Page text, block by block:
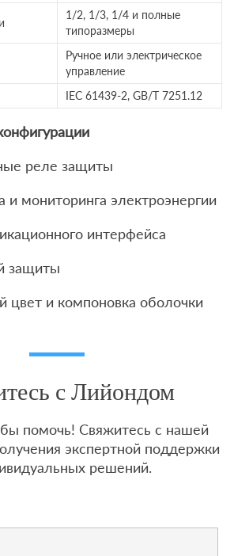
1/2, 1/3, 1/4 и полные
типоразмеры
Ручное или электрическое
управление
IEC 61439-2, GB/T 7251.12
реле защиты
и мониторинга электроэнергии
интерфейса
защиты
цвет и компоновка оболочки
с Лийондом
помочь! Свяжитесь с нашей
экспертной поддержки
решений.